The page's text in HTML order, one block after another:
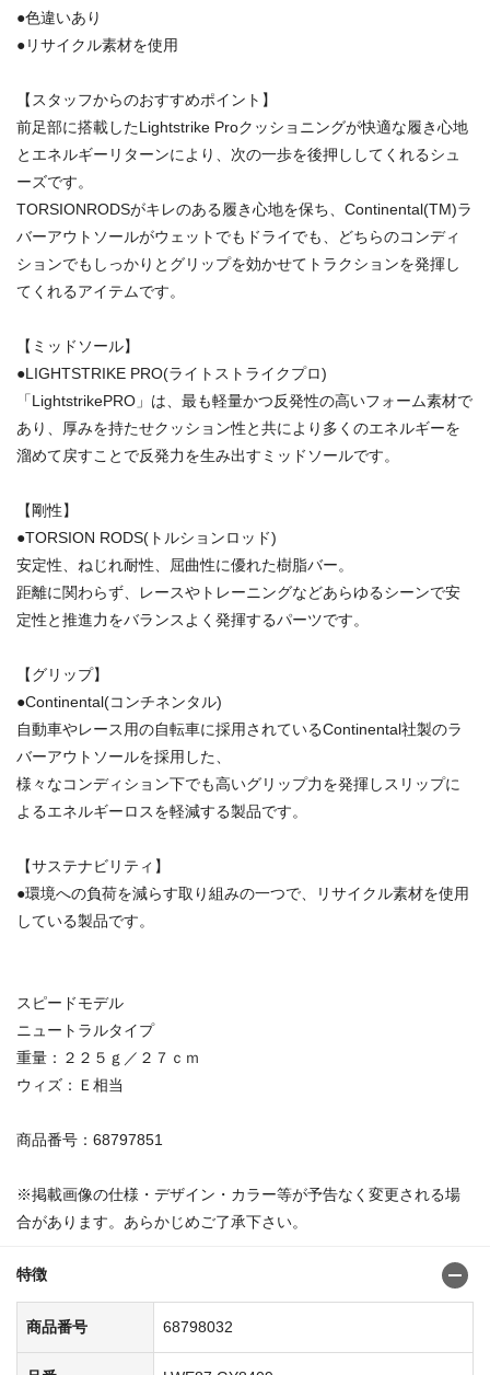
●色違いあり
●リサイクル素材を使用
【スタッフからのおすすめポイント】
前足部に搭載したLightstrike Proクッショニングが快適な履き心地
とエネルギーリターンにより、次の一歩を後押ししてくれるシュ
ーズです。
TORSIONRODSがキレのある履き心地を保ち、Continental(TM)ラ
バーアウトソールがウェットでもドライでも、どちらのコンディ
ションでもしっかりとグリップを効かせてトラクションを発揮し
てくれるアイテムです。
【ミッドソール】
●LIGHTSTRIKE PRO(ライトストライクプロ)
「LightstrikePRO」は、最も軽量かつ反発性の高いフォーム素材で
あり、厚みを持たせクッション性と共により多くのエネルギーを
溜めて戻すことで反発力を生み出すミッドソールです。
【剛性】
●TORSION RODS(トルションロッド)
安定性、ねじれ耐性、屈曲性に優れた樹脂バー。
距離に関わらず、レースやトレーニングなどあらゆるシーンで安
定性と推進力をバランスよく発揮するパーツです。
【グリップ】
●Continental(コンチネンタル)
自動車やレース用の自転車に採用されているContinental社製のラ
バーアウトソールを採用した、
様々なコンディション下でも高いグリップ力を発揮しスリップに
よるエネルギーロスを軽減する製品です。
【サステナビリティ】
●環境への負荷を減らす取り組みの一つで、リサイクル素材を使用
している製品です。
スピードモデル
ニュートラルタイプ
重量：２２５ｇ／２７ｃｍ
ウィズ：Ｅ相当
商品番号：68797851
※掲載画像の仕様・デザイン・カラー等が予告なく変更される場
合があります。あらかじめご了承下さい。
特徴
商品番号 68798032